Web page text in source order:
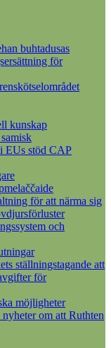
buhtadusas
för
kunskap
EUs stöd CAP
för att närma sig
och
ställningstagande att
för
möjligheter
om att Ruthten